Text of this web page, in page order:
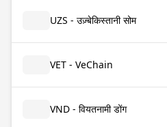
UZS - उज़्बेकिस्तानी सोम
VET - VeChain
VND - वियतनामी डोंग